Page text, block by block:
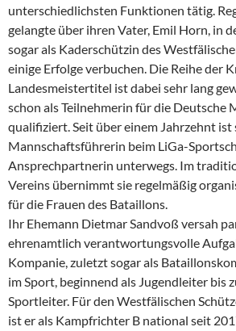
unterschiedlichsten Funktionen tätig.
gelangte über ihren Vater, Emil Horn, in
sogar als Kaderschützin des
einige Erfolge verbuchen. Die Reihe der
Landesmeistertitel ist dabei sehr lang
schon als Teilnehmerin für die Deutsche
qualifiziert. Seit über einem Jahrzehnt ist
Mannschaftsführerin beim LiGa-
Ansprechpartnerin unterwegs. Im
Vereins übernimmt sie regelmäßig
für die Frauen des Bataillons.
Ihr Ehemann Dietmar Sandvoß versah
ehrenamtlich verantwortungsvolle
Kompanie, zuletzt sogar als
im Sport, beginnend als Jugendleiter bis
Sportleiter. Für den Westfälischen
ist er als Kampfrichter B national seit